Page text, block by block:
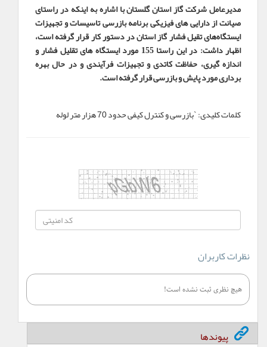
مدیرعامل شرکت گاز استان گلستان با اشاره به اینکه در راستای
صیانت از دارایی های فیزیکی برنامه بازرسی تاسیسات و تجهیزات
ایستگاه‌های تقیل فشار گاز استان در دستور کار قرار گرفته است،
اظهار داشت: در این راستا 155 مورد ایستگاه های تقلیل فشار و
اندازه گیری، حفاظت کاتدی و تجهیزات فرآیندی و در حال بهره
برداری مورد پایش و بازرسی قرار گرفته است.
کلمات کلیدی:`بازرسی و کنترل کیفی حدود 70 هزار متر لوله
نظرات کاربران
هیچ نظری ثبت نشده است!
پیوندها